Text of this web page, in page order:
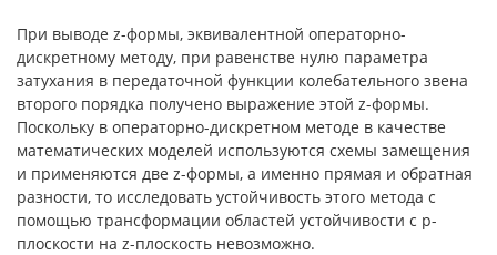
При выводе z-формы, эквивалентной операторно-
дискретному методу, при равенстве нулю параметра
затухания в передаточной функции колебательного звена
второго порядка получено выражение этой z-формы.
Поскольку в операторно-дискретном методе в качестве
математических моделей используются схемы замещения
и применяются две z-формы, а именно прямая и обратная
разности, то исследовать устойчивость этого метода с
помощью трансформации областей устойчивости с p-
плоскости на z-плоскость невозможно.